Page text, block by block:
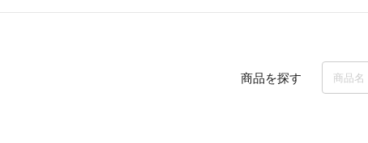
商品を探す